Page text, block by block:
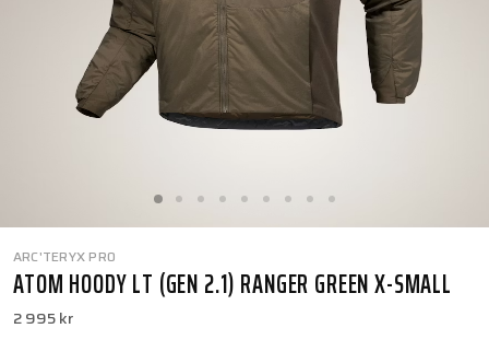
ARC'TERYX PRO
ATOM HOODY LT (GEN 2.1) RANGER GREEN X-SMALL
2 995 kr